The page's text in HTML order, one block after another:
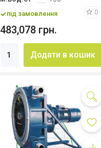
під замовлення 0
483,078 грн.
Додати в кошик